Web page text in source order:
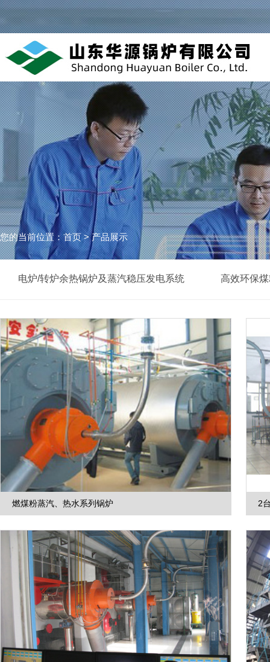
您的当前位置：首页> 产品展示
电炉/转炉余热锅炉及蒸汽稳压发电系统 高效环保
余热锅炉 废弃物焚烧锅炉 煤垃圾混烧锅炉
城市垃圾焚烧锅炉
燃煤粉蒸汽、热水系列锅炉 2